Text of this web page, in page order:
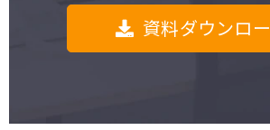
資料ダウンロ